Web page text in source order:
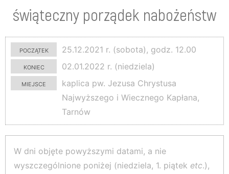
świąteczny porządek nabożeństw
początek
25.12.2021 r. (sobota), godz. 12.00
koniec
02.01.2022 r. (niedziela)
miejsce
kaplica pw. Jezusa Chrystusa
Najwyższego i Wiecznego Kapłana,
Tarnów
W dni objęte powyższymi datami, a nie
wyszczególnione poniżej (niedziela, 1. piątek etc.),